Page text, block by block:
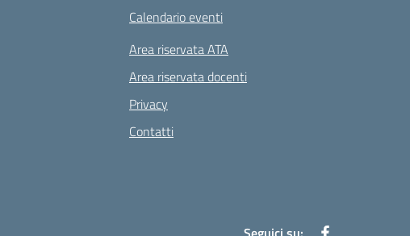
Calendario eventi
Area riservata ATA
Area riservata docenti
Privacy
Contatti